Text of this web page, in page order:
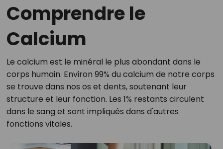
Comprendre le
Calcium
Le calcium est le minéral le plus abondant dans le
corps humain. Environ 99% du calcium de notre corps
se trouve dans nos os et dents, soutenant leur
structure et leur fonction. Les 1% restants circulent
dans le sang et sont impliqués dans d'autres
fonctions vitales.